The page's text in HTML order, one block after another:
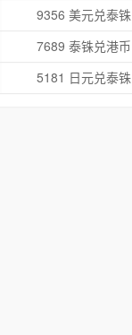
9356 美元兑泰铢
7689 泰铢兑港币
5181 日元兑泰铢